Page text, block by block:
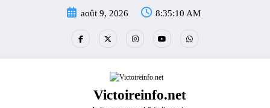
août 9, 2026 8:35:10 AM
Victoireinfo.net